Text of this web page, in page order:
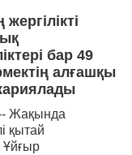
бар 49
алғашқы
Жақында
қытай